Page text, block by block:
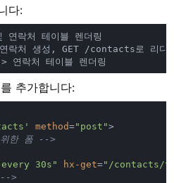
다:
추가합니다:
method="post"
30s" hx-get="/contacts/